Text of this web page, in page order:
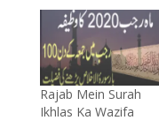
Rajab Mein Surah
Ikhlas Ka Wazifa